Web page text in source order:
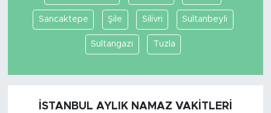
Sancaktepe Şile Silivri Sultanbeyli
Sultangazi Tuzla
İSTANBUL AYLIK NAMAZ VAKITLERI